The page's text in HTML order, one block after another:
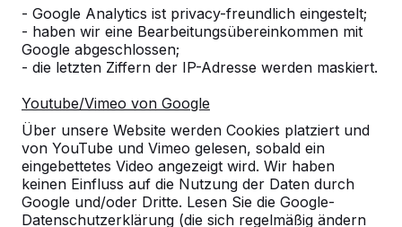
- Google Analytics ist privacy-freundlich eingestelt;
- haben wir eine Bearbeitungsübereinkommen mit
Google abgeschlossen;
- die letzten Ziffern der IP-Adresse werden maskiert.
Youtube/Vimeo von Google
Über unsere Website werden Cookies platziert und
von YouTube und Vimeo gelesen, sobald ein
eingebettetes Video angezeigt wird. Wir haben
keinen Einfluss auf die Nutzung der Daten durch
Google und/oder Dritte. Lesen Sie die Google-
Datenschutzerklärung (die sich regelmäßig ändern
Alles anzeigen
Ort oder Postleitzahl suchen